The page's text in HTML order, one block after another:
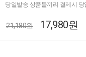
당일발송 상품들끼리 결제시
21,180원 17,980원